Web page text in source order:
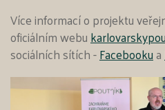
Více informací o projektu
oficiálním webu
sociálních sítích -Facebookua